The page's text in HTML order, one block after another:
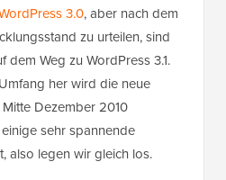
3.0, aber nach dem
zu urteilen, sind
dem Weg zu WordPress 3.1.
her wird die neue
Dezember 2010
sehr spannende
also legen wir gleich los.